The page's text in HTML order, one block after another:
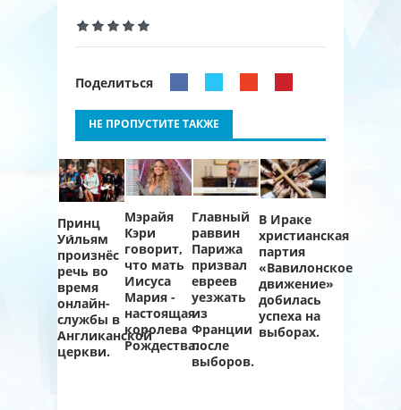
Поделиться
НЕ ПРОПУСТИТЕ ТАКЖЕ
Принц
Уи́льям
произнёс
речь во
время
онлайн-
службы в
Англиканской
церкви.
Мэрайя
Кэри
говорит,
что мать
Иисуса
Мария -
настоящая
королева
Рождества.
Главный
раввин
Парижа
призвал
евреев
уезжать
из
Франции
после
выборов.
В Ираке
христианская
партия
«Вавилонское
движение»
добилась
успеха на
выборах.